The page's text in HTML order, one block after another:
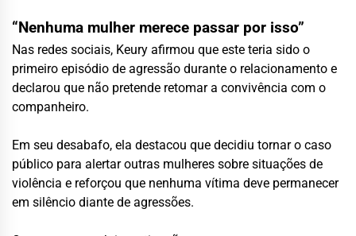
“Nenhuma mulher merece passar por isso”
Nas redes sociais, Keury afirmou que este teria sido o
primeiro episódio de agressão durante o relacionamento e
declarou que não pretende retomar a convivência com o
companheiro.
Em seu desabafo, ela destacou que decidiu tornar o caso
público para alertar outras mulheres sobre situações de
violência e reforçou que nenhuma vítima deve permanecer
em silêncio diante de agressões.